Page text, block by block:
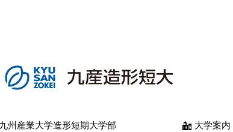
九州産業大学造形短期大学部
大学案内